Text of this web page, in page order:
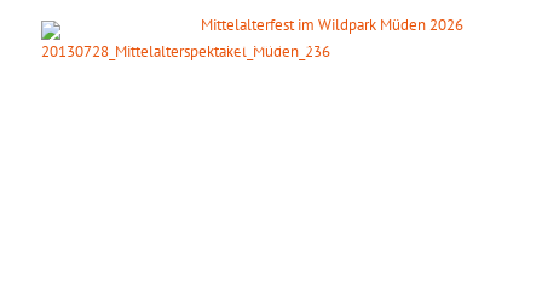
Mittelalterfest im Wildpark Müden 2026
19. September 2026